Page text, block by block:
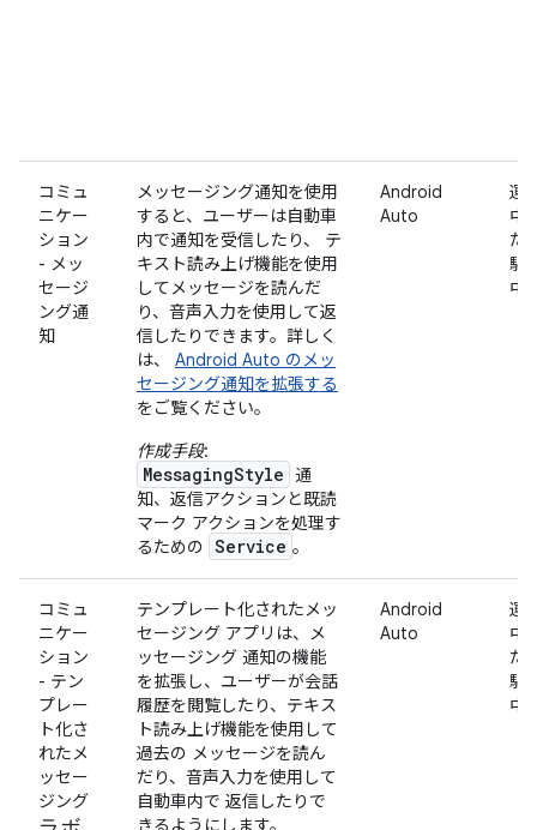
コミュ
ニケー
ション
- メッ
セージ
ング通
知
メッセージング通知を使用
すると、ユーザーは自動車
内で通知を受信したり、 テ
キスト読み上げ機能を使用
してメッセージを読んだ
り、音声入力を使用して返
信したりできます。詳しく
は、 Android Auto のメッ
セージング通知を拡張する
をご覧ください。
作成手段:
MessagingStyle
通
知、返信アクションと既読
マーク アクションを処理す
るための Service 。
Android
Auto
運
中
た
駐
中
コミュ
ニケー
ション
- テン
プレー
ト化さ
れたメ
ッセー
ジング
ラボ
テンプレート化されたメッ
セージング アプリは、メ
ッセージング 通知の機能
を拡張し、ユーザーが会話
履歴を閲覧したり、テキス
ト読み上げ機能を使用して
過去の メッセージを読ん
だり、音声入力を使用して
自動車内で 返信したりで
きるようにします。
Android
Auto
運
中
た
駐
中